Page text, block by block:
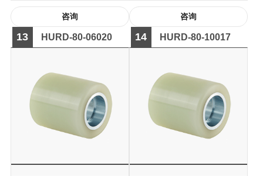
咨询 咨询
13 HURD-80-06020 14 HURD-80-10017